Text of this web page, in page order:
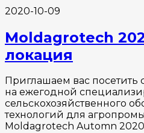
2020-10-09
Moldagrotech
локация
Приглашаем вас посетить
на ежегодной
сельскохозяйственного
технологий для
Moldagrotech Automn